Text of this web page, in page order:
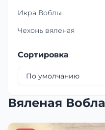
Икра Воблы
Чехонь вяленая
Сортировка
Вяленая Вобла